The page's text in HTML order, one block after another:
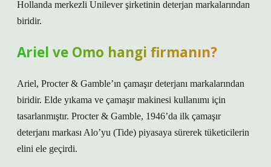
Hollanda merkezli Unilever şirketinin deterjan markalarından
biridir.
Ariel ve Omo hangi firmanın?
Ariel, Procter & Gamble’ın çamaşır deterjanı markalarından
biridir. Elde yıkama ve çamaşır makinesi kullanımı için
tasarlanmıştır. Procter & Gamble, 1946’da ilk çamaşır
deterjanı markası Alo’yu (Tide) piyasaya sürerek tüketicilerin
elini ele geçirdi.